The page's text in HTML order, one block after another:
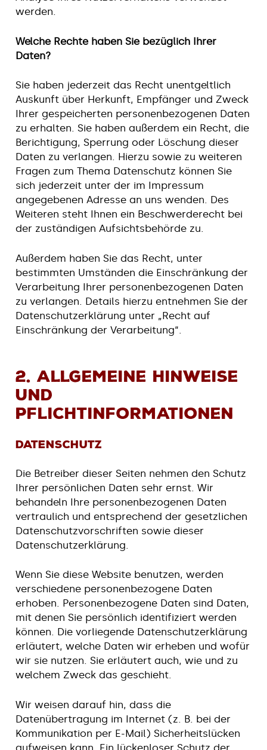
werden.
Welche Rechte haben Sie bezüglich Ihrer
Daten?
Sie haben jederzeit das Recht unentgeltlich
Auskunft über Herkunft, Empfänger und Zweck
Ihrer gespeicherten personenbezogenen Daten
zu erhalten. Sie haben außerdem ein Recht, die
Berichtigung, Sperrung oder Löschung dieser
Daten zu verlangen. Hierzu sowie zu weiteren
Fragen zum Thema Datenschutz können Sie
sich jederzeit unter der im Impressum
angegebenen Adresse an uns wenden. Des
Weiteren steht Ihnen ein Beschwerderecht bei
der zuständigen Aufsichtsbehörde zu.
Außerdem haben Sie das Recht, unter
bestimmten Umständen die Einschränkung der
Verarbeitung Ihrer personenbezogenen Daten
zu verlangen. Details hierzu entnehmen Sie der
Datenschutzerklärung unter „Recht auf
Einschränkung der Verarbeitung“.
2. Allgemeine Hinweise
und
Pflichtinformationen
Datenschutz
Die Betreiber dieser Seiten nehmen den Schutz
Ihrer persönlichen Daten sehr ernst. Wir
behandeln Ihre personenbezogenen Daten
vertraulich und entsprechend der gesetzlichen
Datenschutzvorschriften sowie dieser
Datenschutzerklärung.
Wenn Sie diese Website benutzen, werden
verschiedene personenbezogene Daten
erhoben. Personenbezogene Daten sind Daten,
mit denen Sie persönlich identifiziert werden
können. Die vorliegende Datenschutzerklärung
erläutert, welche Daten wir erheben und wofür
wir sie nutzen. Sie erläutert auch, wie und zu
welchem Zweck das geschieht.
Wir weisen darauf hin, dass die
Datenübertragung im Internet (z. B. bei der
Kommunikation per E-Mail) Sicherheitslücken
aufweisen kann. Ein lückenloser Schutz der